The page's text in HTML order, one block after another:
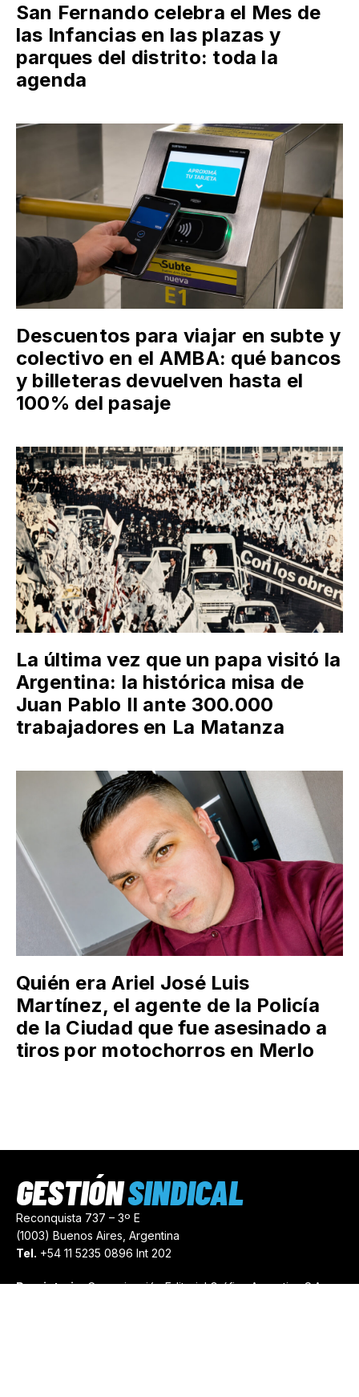
San Fernando celebra el Mes de
las Infancias en las plazas y
parques del distrito: toda la
agenda
Descuentos para viajar en subte y
colectivo en el AMBA: qué bancos
y billeteras devuelven hasta el
100% del pasaje
La última vez que un papa visitó la
Argentina: la histórica misa de
Juan Pablo II ante 300.000
trabajadores en La Matanza
Quién era Ariel José Luis
Martínez, el agente de la Policía
de la Ciudad que fue asesinado a
tiros por motochorros en Merlo
Reconquista 737 – 3º E
(1003) Buenos Aires, Argentina
Tel. +54 11 5235 0896 Int 202
Propietario:Comunicación Editorial Gráfica Argentina S.A.
GESTIÓNSINDICAL